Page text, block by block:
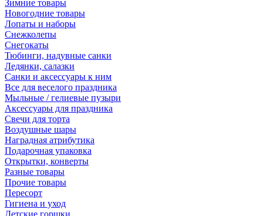
Зимние товары
Новогодние товары
Лопаты и наборы
Снежколепы
Снегокаты
Тюбинги, надувные санки
Ледянки, салазки
Санки и аксессуары к ним
Все для веселого праздника
Мыльные / гелиевые пузыри
Аксессуары для праздника
Свечи для торта
Воздушные шары
Наградная атрибутика
Подарочная упаковка
Открытки, конверты
Разные товары
Прочие товары
Пересорт
Гигиена и уход
Детские горшки